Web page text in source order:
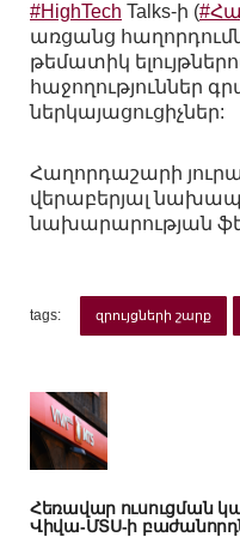
#HighTech Talks-ի (
առցանց
թեմատիկ
հաջողություններ
ներկայացուցիչներ:
Հաղորդաշարի
վերաբերյալ
նախարարության
tags: զրույցների շարք
Հեռավար ուսուցման
Վիվա-ՄՏՍ-ի